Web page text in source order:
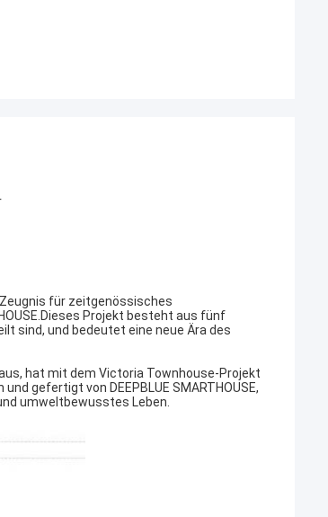
für zeitgenössisches
Projekt besteht aus fünf
sind, und bedeutet eine neue Ära des
hat mit dem Victoria Townhouse-Projekt
gefertigt von DEEPBLUE SMARTHOUSE,
umweltbewusstes Leben.